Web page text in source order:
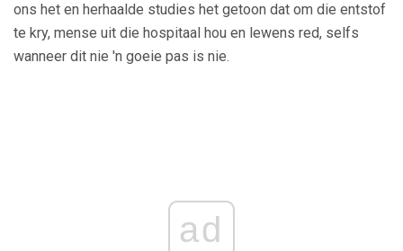
ons het en herhaalde studies het getoon dat om die entstof
te kry, mense uit die hospitaal hou en lewens red, selfs
wanneer dit nie 'n goeie pas is nie.
ad